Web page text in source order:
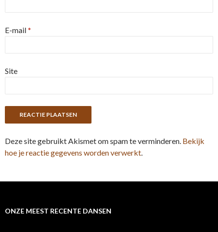
E-mail*
Site
Deze site gebruikt Akismet om spam te verminderen. Bekijk
hoe je reactie gegevens worden verwerkt.
ONZE MEEST RECENTE DANSEN